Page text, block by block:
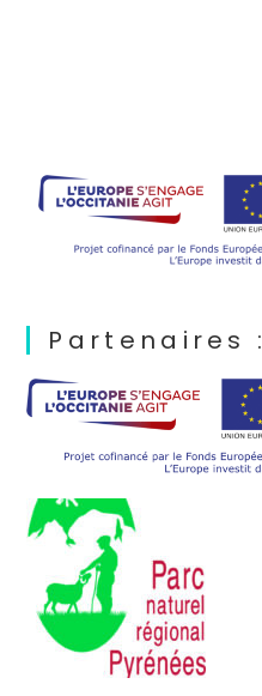
Partenaires :